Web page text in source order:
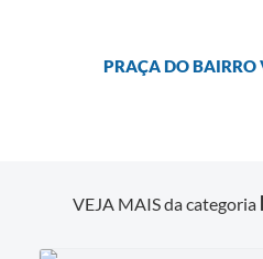
PRAÇA DO BAIRRO
VEJA MAIS da categoria